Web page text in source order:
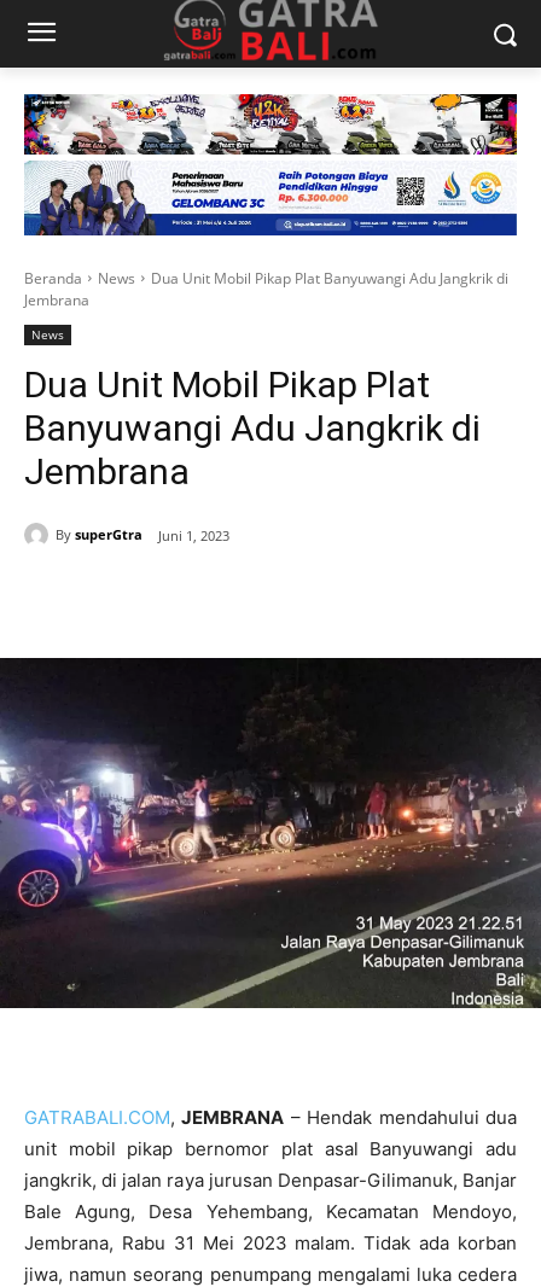
Beranda News
Dua Unit Mobil Pikap Plat Banyuwangi Adu Jangkrik di
Jembrana
News
Dua Unit Mobil Pikap Plat
Banyuwangi Adu Jangkrik di
Jembrana
By superGtra Juni 1, 2023
GATRABALI.COM,JEMBRANA – Hendak mendahului dua
unit mobil pikap bernomor plat asal Banyuwangi adu
jangkrik, di jalan raya jurusan Denpasar-Gilimanuk, Banjar
Bale Agung, Desa Yehembang, Kecamatan Mendoyo,
Jembrana, Rabu 31 Mei 2023 malam. Tidak ada korban
jiwa, namun seorang penumpang mengalami luka cedera